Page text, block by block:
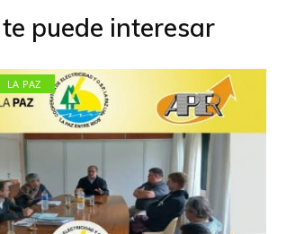
puede interesar
LA PAZ